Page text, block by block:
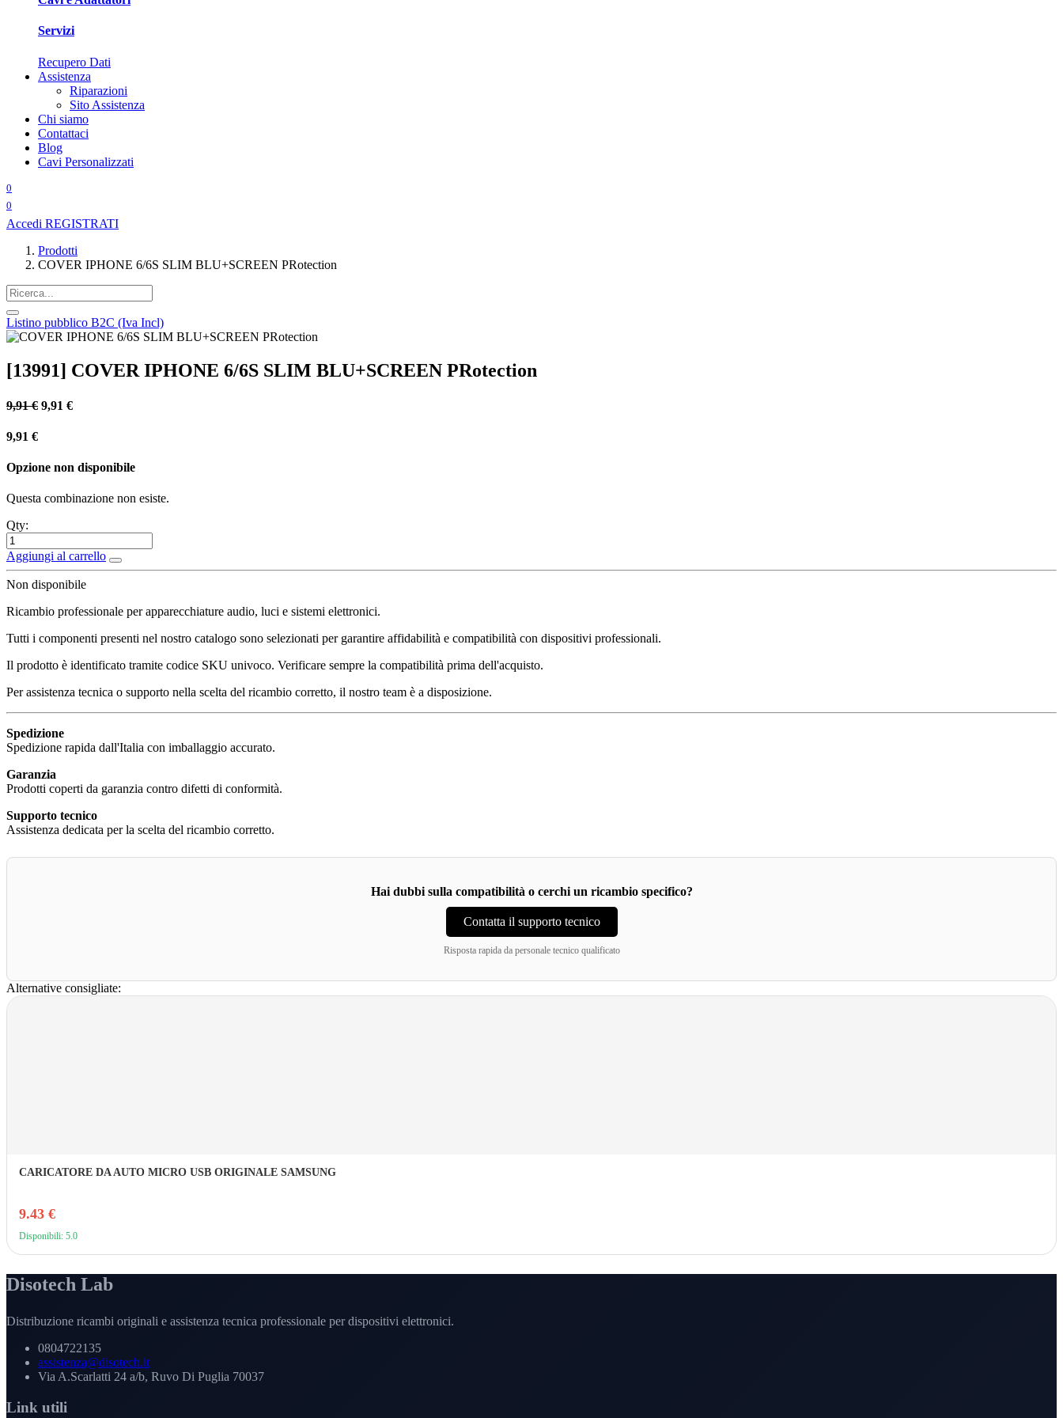
Servizi
Recupero Dati
Assistenza
Riparazioni
Sito Assistenza
Chi siamo
Contattaci
Blog
Cavi Personalizzati
0
0
Accedi REGISTRATI
Prodotti
COVER IPHONE 6/6S SLIM BLU+SCREEN PRotection
Listino pubblico B2C (Iva Incl)
[13991] COVER IPHONE 6/6S SLIM BLU+SCREEN PRotection
9,91€ 9,91 €
9,91 €
Opzione non disponibile
Questa combinazione non esiste.
Qty:
Aggiungi al carrello
Non disponibile
Ricambio professionale per apparecchiature audio, luci e sistemi elettronici.
Tutti i componenti presenti nel nostro catalogo sono selezionati per garantire affidabilità e compatibilità con dispositivi professionali.
Il prodotto è identificato tramite codice SKU univoco. Verificare sempre la compatibilità prima dell'acquisto.
Per assistenza tecnica o supporto nella scelta del ricambio corretto, il nostro team è a disposizione.
Spedizione
Spedizione rapida dall'Italia con imballaggio accurato.
Garanzia
Prodotti coperti da garanzia contro difetti di conformità.
Supporto tecnico
Assistenza dedicata per la scelta del ricambio corretto.
Hai dubbi sulla compatibilità o cerchi un ricambio specifico?
Contatta il supporto tecnico
Risposta rapida da personale tecnico qualificato
Alternative consigliate:
CARICATORE DA AUTO MICRO USB ORIGINALE SAMSUNG
9.43 €
Disponibili: 5.0
Disotech Lab
Distribuzione ricambi originali e assistenza tecnica professionale per dispositivi elettronici.
0804722135
assistenza@disotech.it
Via A.Scarlatti 24 a/b, Ruvo Di Puglia 70037
Link utili